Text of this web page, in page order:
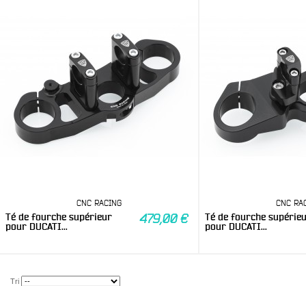
CNC RACING
Té de fourche supérieur
pour DUCATI...
479,00 €
CNC
Té de fourche
pour DUCATI...
Tri